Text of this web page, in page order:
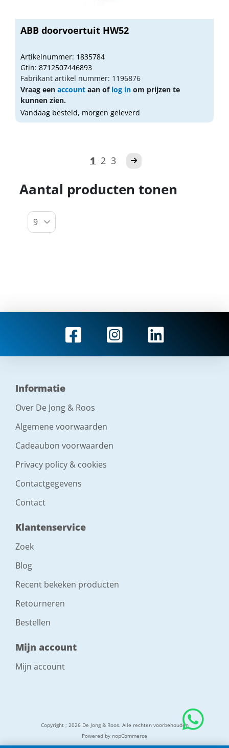
ABB doorvoertuit HW52
Artikelnummer: 1835784
Gtin: 8712507446893
Fabrikant artikel nummer: 1196876
Vraag een account aan of log in om prijzen te
kunnen zien.
Vandaag besteld, morgen geleverd
1 2 3
Aantal producten tonen
Informatie
Over De Jong & Roos
Algemene voorwaarden
Cadeaubon voorwaarden
Privacy policy & cookies
Contactgegevens
Contact
Klantenservice
Zoek
Blog
Recent bekeken producten
Retourneren
Bestellen
Mijn account
Mijn account
Copyright ; 2026 De Jong & Roos. Alle rechten voorbehouden
Powered by nopCommerce